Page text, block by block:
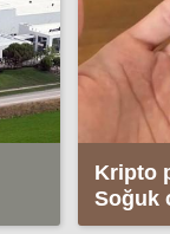
Kripto
Soğuk